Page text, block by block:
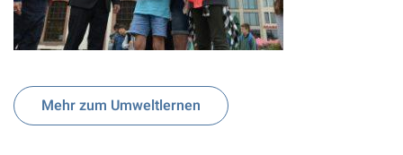
Mehr zum Umweltlernen